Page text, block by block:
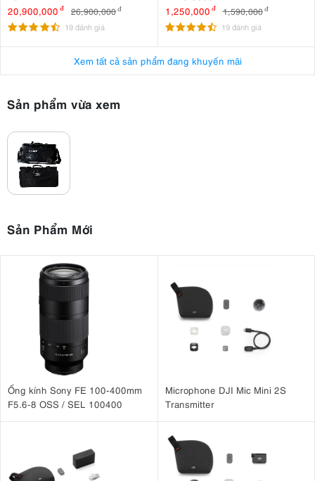
20,900,000 đ 26,900,000đ
19 đánh giá
1,250,000 đ 1,590,000 đ
19 đánh giá
Xem tất cả sản phẩm đang khuyến mãi
Sản phẩm vừa xem
Sản Phẩm Mới
Ống kính Sony FE 100-400mm
F5.6-8 OSS / SEL 100400
Microphone DJI Mic Mini 2S
Transmitter